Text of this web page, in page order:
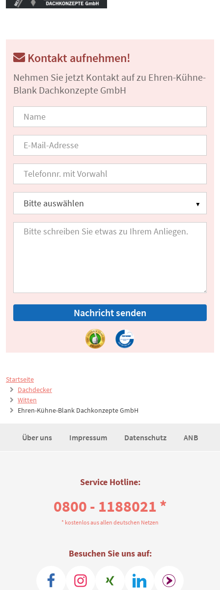
Startseite
Dachdecker
Witten
Ehren-Kühne-Blank Dachkonzepte GmbH
Kontakt aufnehmen!
Nehmen Sie jetzt Kontakt auf zu Ehren-Kühne-
Blank Dachkonzepte GmbH
Nachricht senden
Über uns Impressum Datenschutz ANB
Service Hotline:
0800 - 1188021 *
* kostenlos aus allen deutschen Netzen
Besuchen Sie uns auf: